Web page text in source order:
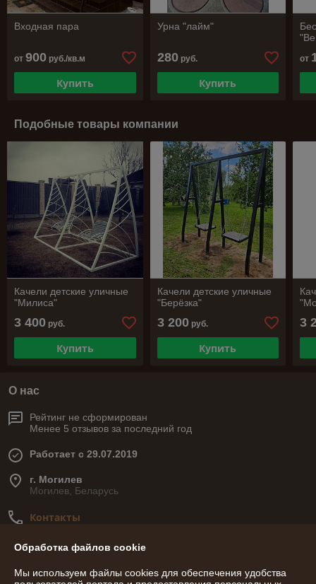
Входная пара
от 900 руб./кв.м
Купить
Урна "лайм"
280руб.
Купить
от
Подобные товары компании
Качели детские уличные
"Милиса"
3 400 руб.
Купить
Качели детские уличные
"Берёзка"
3 200руб.
Купить
3
О нас
Рейтинг не сформирован
Менее 5 отзывов за последний год
Работает с 29.07.2019
г. Могилев
Могилев, Беларусь
Контакты
Сегодня работает с 09:00 до 20:00
Показать весь график работы
Обработка файлов cookie
Мы используем файлы cookies для обеспечения удобства